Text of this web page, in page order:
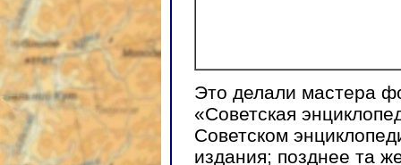
Это делали мастера
«Советская
Советском
издания; позднее та